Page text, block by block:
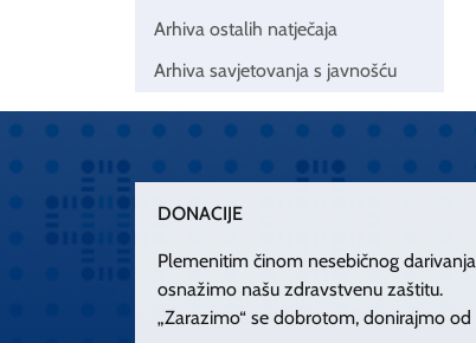
Arhiva ostalih natječaja
Arhiva savjetovanja s javnošću
DONACIJE
Plemenitim činom nesebičnog darivanja
osnažimo našu zdravstvenu zaštitu.
„Zarazimo“ se dobrotom, donirajmo od